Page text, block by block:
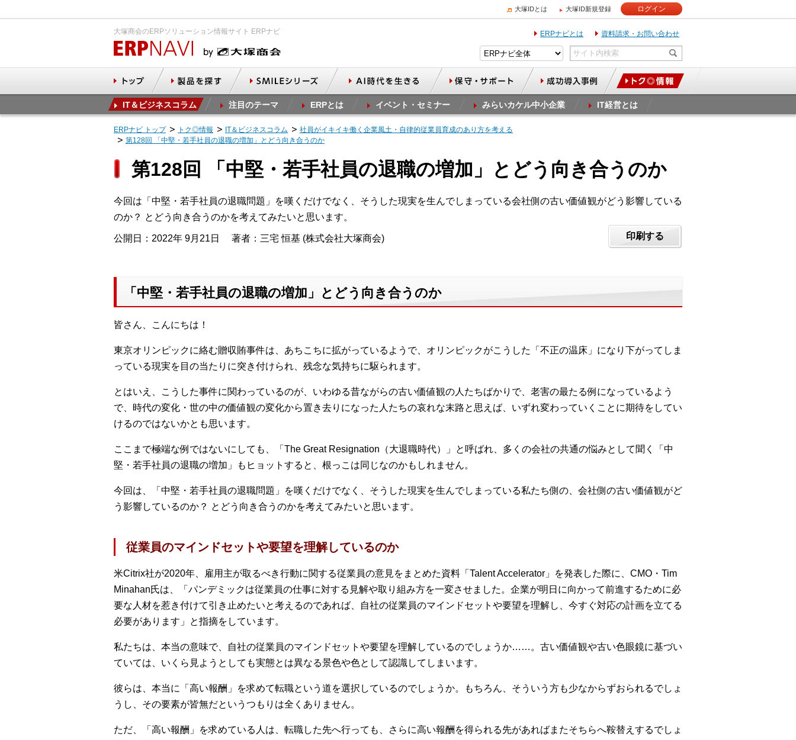
大塚IDとは 大塚ID新規登録 ログイン
大塚商会のERPソリューション情報サイト ERPナビ ERPナビとは 資料請求・お問い合わせ
IT＆ビジネスコラム 注目のテーマ ERPとは イベント・セミナー みらいカケル中小企業 IT経営とは
ERPナビ トップ トク◎情報 IT＆ビジネスコラム
社員がイキイキ働く企業風土・自律的従業員育成のあり方を考える
第128回 「中堅・若手社員の退職の増加」とどう向き合うのか
第128回 「中堅・若手社員の退職の増加」とどう向き合うのか
今回は「中堅・若手社員の退職問題」を嘆くだけでなく、そうした現実を生んでしまっている会社側の古い価値観がどう影響している
のか？ とどう向き合うのかを考えてみたいと思います。
公開日：2022年 9月21日 著者：三宅 恒基 (株式会社大塚商会) 印刷する
「中堅・若手社員の退職の増加」とどう向き合うのか
皆さん、こんにちは！
東京オリンピックに絡む贈収賄事件は、あちこちに拡がっているようで、オリンピックがこうした「不正の温床」になり下がってしま
っている現実を目の当たりに突き付けられ、残念な気持ちに駆られます。
とはいえ、こうした事件に関わっているのが、いわゆる昔ながらの古い価値観の人たちばかりで、老害の最たる例になっているよう
で、時代の変化・世の中の価値観の変化から置き去りになった人たちの哀れな末路と思えば、いずれ変わっていくことに期待をしてい
けるのではないかとも思います。
ここまで極端な例ではないにしても、「The Great Resignation（大退職時代）」と呼ばれ、多くの会社の共通の悩みとして聞く「中
堅・若手社員の退職の増加」もヒョットすると、根っこは同じなのかもしれません。
今回は、「中堅・若手社員の退職問題」を嘆くだけでなく、そうした現実を生んでしまっている私たち側の、会社側の古い価値観がど
う影響しているのか？ とどう向き合うのかを考えてみたいと思います。
従業員のマインドセットや要望を理解しているのか
米Citrix社が2020年、雇用主が取るべき行動に関する従業員の意見をまとめた資料「Talent Accelerator」を発表した際に、CMO・Tim
Minahan氏は、「パンデミックは従業員の仕事に対する見解や取り組み方を一変させました。企業が明日に向かって前進するために必
要な人材を惹き付けて引き止めたいと考えるのであれば、自社の従業員のマインドセットや要望を理解し、今すぐ対応の計画を立てる
必要があります」と指摘をしています。
私たちは、本当の意味で、自社の従業員のマインドセットや要望を理解しているのでしょうか……。古い価値観や古い色眼鏡に基づい
ていては、いくら見ようとしても実態とは異なる景色や色として認識してしまいます。
彼らは、本当に「高い報酬」を求めて転職という道を選択しているのでしょうか。もちろん、そういう方も少なからずおられるでしょ
うし、その要素が皆無だというつもりは全くありません。
ただ、「高い報酬」を求めている人は、転職した先へ行っても、さらに高い報酬を得られる先があればまたそちらへ鞍替えするでしょ